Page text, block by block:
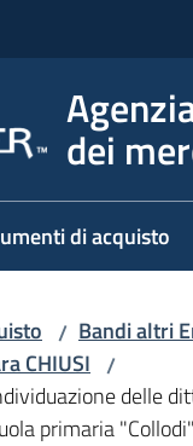
dei
di acquisto
/ Bandi altri
CHIUSI /
delle
primaria